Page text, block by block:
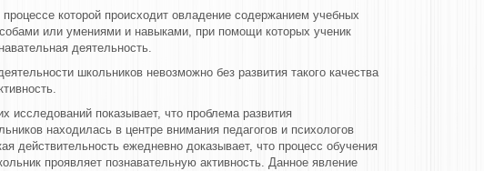
которой происходит овладение содержанием учебных
или умениями и навыками, при помощи которых ученик
деятельность.
школьников невозможно без развития такого качества
исследований показывает, что проблема развития
находилась в центре внимания педагогов и психологов
действительность ежедневно доказывает, что процесс обучения
проявляет познавательную активность. Данное явление